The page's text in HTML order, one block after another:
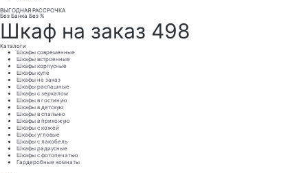
ВЫГОДНАЯ РАССРОЧКА
Без Банка Без %
Шкаф на заказ 498
Каталоги
Шкафы современные
Шкафы встроенные
Шкафы корпусные
Шкафы купе
Шкафы на заказ
Шкафы распашные
Шкафы с зеркалом
Шкафы в гостиную
Шкафы в детскую
Шкафы в спальню
Шкафы в прихожую
Шкафы с кожей
Шкафы угловые
Шкафы с лакобель
Шкафы радиусные
Шкафы с фотопечатью
Гардеробные комнаты